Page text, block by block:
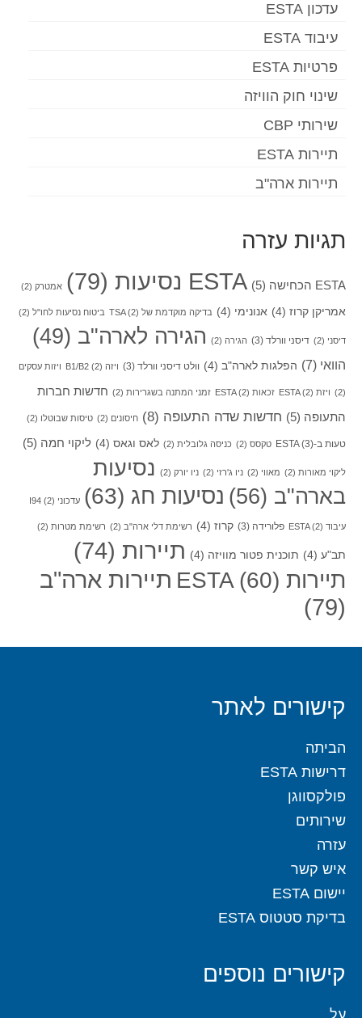
עדכון ESTA
עיבוד ESTA
פרטיות ESTA
שינוי חוק הוויזה
שירותי CBP
תיירות ESTA
תיירות ארה"ב
תגיות עזרה
ESTA הכחישה (5) ESTA נסיעות (79) אמטרק (2)
אמריקן קרוז (4) אנונימי (4) בדיקה מוקדמת של TSA (2) ביטוח נסיעות לחו"ל (2)
דיסני (2) דיסני וורלד (3) הגירה (2) הגירה לארה"ב (49)
הוואי (7) הפלגות לארה"ב (4) וולט דיסני וורלד (3) ויזה B1/B2 (2) ויזות עסקים
(2) ויזת ESTA (2) זכאות ESTA (2) זמני המתנה בשגרירות (2)
חדשות חברות
התעופה (5) חדשות שדה התעופה (8) חיסונים (2) טיסות שבוטלו (2)
טעות ב-ESTA(3) טקסס (2) כניסה גלובלית (2) לאס וגאס (4) ליקוי חמה (5)
ליקוי מאורות (2) מאווי (2) ניו ג'רזי (2) ניו יורק (2)
נסיעות
בארה"ב (56) נסיעות חג (63) עדכוני I94 (2)
עיבוד ESTA (2) פלורידה (3) קרוז (4) רשימת דלי ארה"ב (2) רשימת מטרות (2)
תב"ע (4) תוכנית פטור מוויזה (4) תיירות (74)
תיירות ESTA (60)
תיירות ארה"ב
(79)
קישורים לאתר
הביתה
דרישות ESTA
פולקסווגן
שירותים
עזרה
איש קשר
יישום ESTA
בדיקת סטטוס ESTA
קישורים נוספים